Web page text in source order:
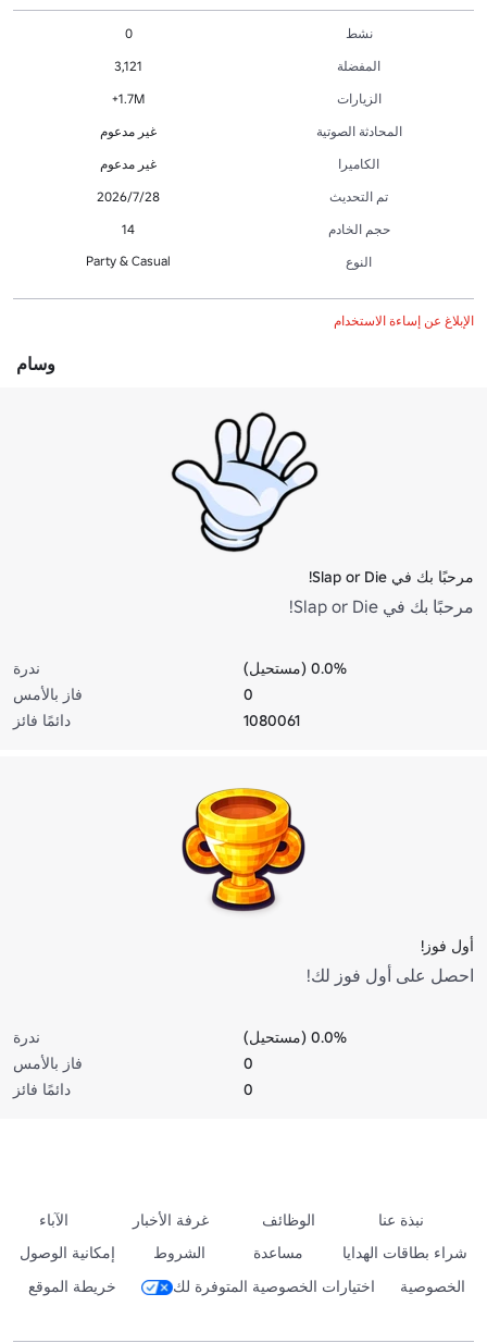
نشط
0
المفضلة
3,121
الزيارات
1.7M+
المحادثة الصوتية
غير مدعوم
الكاميرا
غير مدعوم
تم التحديث
28‏/7‏/2026
حجم الخادم
14
النوع
Party & Casual
الإبلاغ عن إساءة الاستخدام
وسام
مرحبًا بك في Slap or Die!
مرحبًا بك في Slap or Die!
ندرة
0.0% (مستحيل)
فاز بالأمس
0
دائمًا فائز
1080061
أول فوز!
احصل على أول فوز لك!
ندرة
0.0% (مستحيل)
فاز بالأمس
0
دائمًا فائز
0
نبذة عنا الوظائف غرفة الأخبار
الآباء
شراء بطاقات الهدايا
مساعدة الشروط
إمكانية الوصول
الخصوصية
اختيارات الخصوصية المتوفرة لك خريطة الموقع